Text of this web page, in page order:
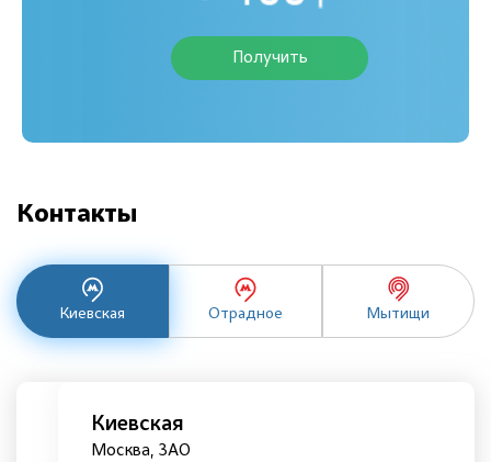
Получить
Контакты
Киевская Отрадное Мытищи
Киевская
Москва, ЗАО